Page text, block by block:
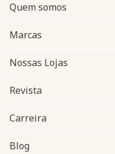
Navegação do rodapé
Quem somos
Marcas
Nossas Lojas
Revista
Carreira
Blog